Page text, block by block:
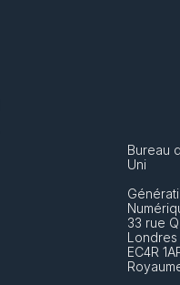
Bureau
Uni
33 rue
Londres
EC4R